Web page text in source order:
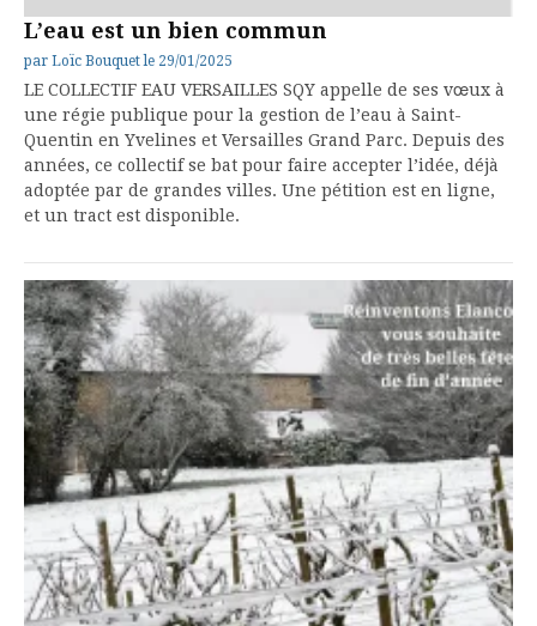
L’eau est un bien commun
par Loïc Bouquet le 29/01/2025
LE COLLECTIF EAU VERSAILLES SQY appelle de ses vœux à
une régie publique pour la gestion de l’eau à Saint-
Quentin en Yvelines et Versailles Grand Parc. Depuis des
années, ce collectif se bat pour faire accepter l’idée, déjà
adoptée par de grandes villes. Une pétition est en ligne,
et un tract est disponible.